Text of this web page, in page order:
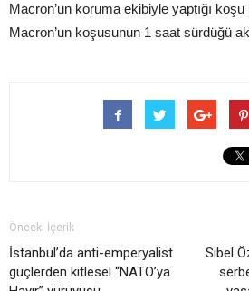
Macron’un koruma ekibiyle yaptığı koşu
Macron’un koşusunun 1 saat sürdüğü
Önceki İçerik
İstanbul’da anti-emperyalist
güçlerden kitlesel “NATO’ya
Sibel